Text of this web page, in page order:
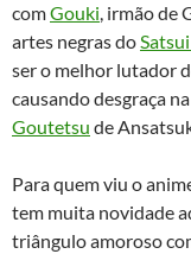
comGouki, irmão de
artes negras do
ser o melhor lutador
causando desgraça
Goutetsu de
Para quem viu o
tem muita novidade
triângulo amoroso